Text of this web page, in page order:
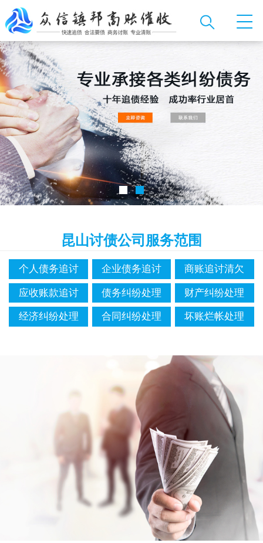
昆山讨债公司服务范围
个人债务追讨 企业债务追讨 商账追讨清欠
应收账款追讨 债务纠纷处理 财产纠纷处理
经济纠纷处理 合同纠纷处理 坏账烂帐处理